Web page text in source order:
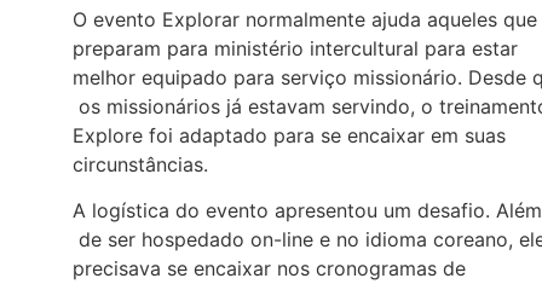
O evento Explorar normalmente ajuda aqueles que
preparam para ministério intercultural para estar
melhor equipado para serviço missionário. Desde
os missionários já estavam servindo, o
Explore foi adaptado para se encaixar em suas
circunstâncias.
A logística do evento apresentou um desafio. Além
de ser hospedado on-line e no idioma coreano,
precisava se encaixar nos cronogramas de